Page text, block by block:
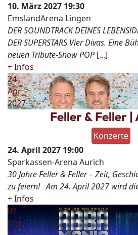
10. März 2027 19:30
EmslandArena Lingen
DER SOUNDTRACK DEINES
DER SUPERSTARS Vier Divas. Eine
neuen Tribute-Show POP [...]
+ Infos
24
Apr
2027
Feller & Feller |
Konzerte
24. April 2027 19:00
Sparkassen-Arena Aurich
30 Jahre Feller & Feller – Zeit,
zu feiern! Am 24. April 2027 wird
+ Infos
08
Mai